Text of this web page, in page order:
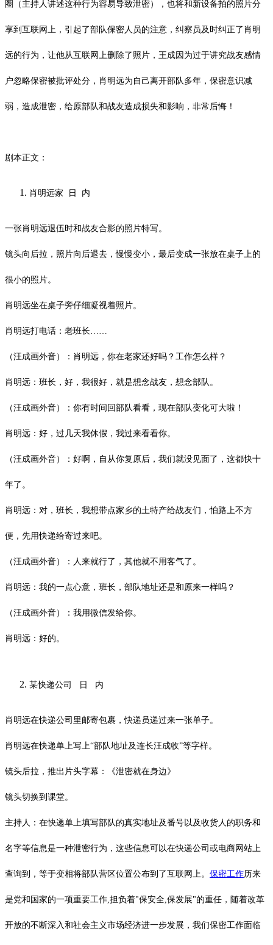
圈（主持人讲述这种行为容易导致泄密），也将和新设备拍的照片分
享到互联网上，引起了部队保密人员的注意，纠察员及时纠正了肖明
远的行为，让他从互联网上删除了照片，王成因为过于讲究战友感情
户忽略保密被批评处分，肖明远为自己离开部队多年，保密意识减
弱，造成泄密，给原部队和战友造成损失和影响，非常后悔！
剧本正文：
肖明远家 日 内
一张肖明远退伍时和战友合影的照片特写。
镜头向后拉，照片向后退去，慢慢变小，最后变成一张放在桌子上的
很小的照片。
肖明远坐在桌子旁仔细凝视着照片。
肖明远打电话：老班长
（汪成画外音）：肖明远，你在老家还好吗？工作怎么样？
肖明远：班长，好，我很好，就是想念战友，想念部队。
（汪成画外音）：你有时间回部队看看，现在部队变化可大啦！
肖明远：好，过几天我休假，我过来看看你。
（汪成画外音）：好啊，自从你复原后，我们就没见面了，这都快十
年了。
肖明远：对，班长，我想带点家乡的土特产给战友们，怕路上不方
便，先用快递给寄过来吧。
（汪成画外音）：人来就行了，其他就不用客气了。
肖明远：我的一点心意，班长，部队地址还是和原来一样吗？
（汪成画外音）：我用微信发给你。
肖明远：好的。
某快递公司 日 内
肖明远在快递公司里邮寄包裹，快递员递过来一张单子。
肖明远在快递单上写上“部队地址及连长汪成收”等字样。
镜头后拉，推出片头字幕：《泄密就在身边》
镜头切换到课堂。
主持人：在快递单上填写部队的真实地址及番号以及收货人的职务和
名字等信息是一种泄密行为， 这些信息可以在快递公司或电商网站上
查询到，等于变相将部队营区位置公布到了互联网上。 保密工作历来
是党和国家的一项重要工作 ,担负着"保安全,保发展"的重任 ，随着改革
开放的不断深入和社会主义市场经济进一步发展，我们保密工作面临